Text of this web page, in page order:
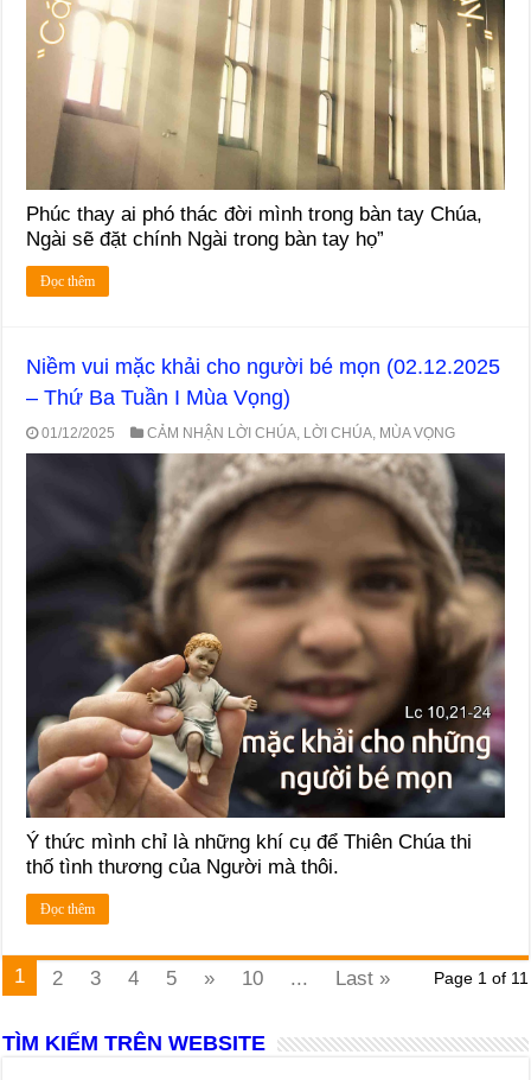
Phúc thay ai phó thác đời mình trong bàn tay Chúa,
Ngài sẽ đặt chính Ngài trong bàn tay họ”
Đọc thêm
Niềm vui mặc khải cho người bé mọn (02.12.2025
– Thứ Ba Tuần I Mùa Vọng)
01/12/2025 CẢM NHẬN LỜI CHÚA, LỜI CHÚA, MÙA VỌNG
Ý thức mình chỉ là những khí cụ để Thiên Chúa thi
thố tình thương của Người mà thôi.
Đọc thêm
Page 1 of 11
1 2 3 4 5 » 10 ... Last »
TÌM KIẾM TRÊN WEBSITE